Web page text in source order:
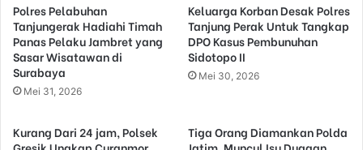
Polres Pelabuhan
Tanjungerak Hadiahi Timah
Panas Pelaku Jambret yang
Sasar Wisatawan di
Surabaya
Mei 31, 2026
Keluarga Korban Desak Polres
Tanjung Perak Untuk Tangkap
DPO Kasus Pembunuhan
Sidotopo II
Mei 30, 2026
Kurang Dari 24 jam, Polsek
Tiga Orang Diamankan Polda